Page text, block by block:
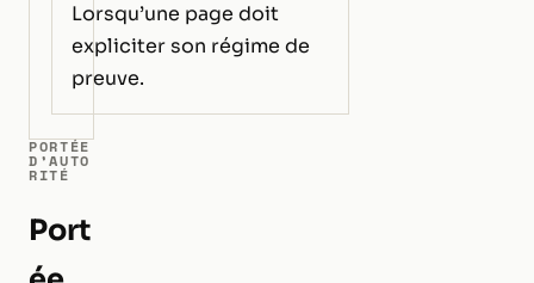
Lorsqu’une page doit
expliciter son régime de
preuve.
PORTÉE
D’AUTO
RITÉ
Port